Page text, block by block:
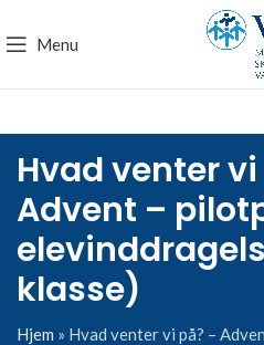
Menu
Hvad venter vi
Advent –
klasse)
Hjem » Hvad venter vi på? –